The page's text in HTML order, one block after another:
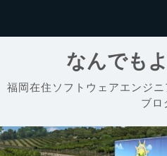
なんでも
福岡在住ソフトウェアエンジ
ブロ